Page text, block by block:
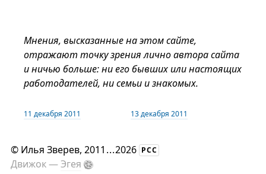
Мнения, высказанные на этом сайте,
отражают точку зрения лично автора сайта
и ничью больше: ни его бывших или настоящих
работодателей, ни семьи и знакомых.
11 декабря 2011 13 декабря 2011
© Илья Зверев, 2011 ...2026 РСС
Движок —Эгея